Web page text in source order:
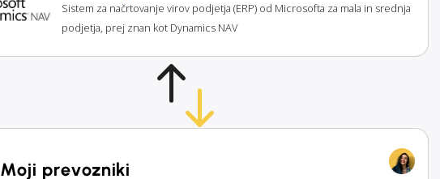
Sistem za načrtovanje virov podjetja (ERP) od Microsofta za mala in srednja
podjetja, prej znan kot Dynamics NAV
Moji prevozniki